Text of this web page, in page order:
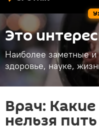
Это
Наиболее заметные
здоровье, науке,
Врач:
нельзя